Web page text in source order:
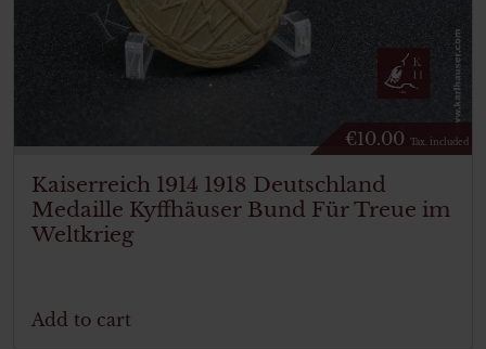
€10.00 Tax. included
Kaiserreich 1914 1918 Deutschland
Medaille Kyffhäuser Bund Für Treue im
Weltkrieg
Add to cart